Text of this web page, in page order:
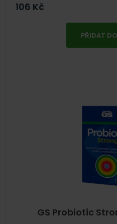
106 Kč
PŘIDAT
GS Probiotic